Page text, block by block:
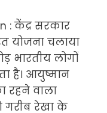
: केंद्र सरकार
योजना चलाया
भारतीय लोगों
है। आयुष्मान
रहने वाला
गरीब रेखा के